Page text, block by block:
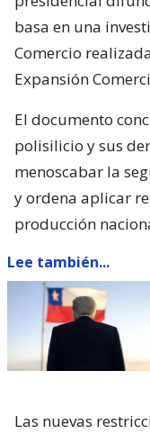
basa en una
Comercio
Expansión
El documento
polisilicio y sus
menoscabar la
y ordena aplicar
producción
Lee también...
Las nuevas